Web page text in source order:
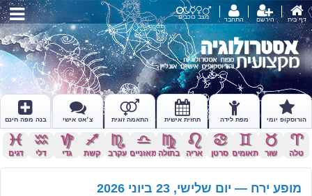
דף בית הירשם התחבר מצב כוכבים
הורוסקופ יומי מפת לידה תחזית אישית התאמה זוגית צ׳אט אישי בנה מפה חינם
a
טלה
s
שור
d
תאומים
f
סרטן
g
אריה
h
בתולה
j
מאזניים
k
עקרב
l
קשת
z
גדי
x
דלי
c
דגים
מופע ירח — יום שלישי, 23 ביוני 2026